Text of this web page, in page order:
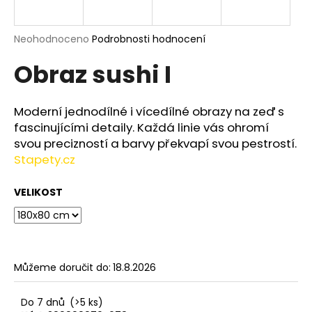
Průměrné
produktu
je
z
5
hvězdiček.
Neohodnoceno Podrobnosti hodnocení
Obraz sushi I
Moderní jednodílné i vícedílné obrazy na zeď s
fascinujícími detaily. Každá linie vás ohromí
svou precizností a barvy překvapí svou pestrostí.
Stapety.cz
VELIKOST
Můžeme doručit do: 18.8.2026
Do 7 dnů (>5 ks)
j
t
?
D
o
r
u